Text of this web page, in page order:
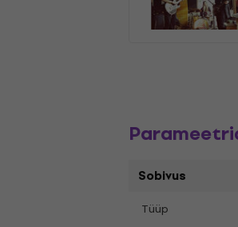
Sobivus
Tüüp